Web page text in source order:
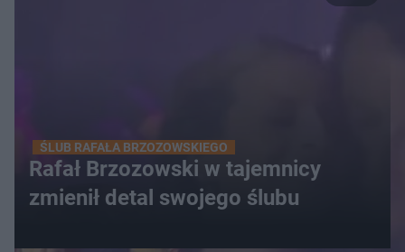
ŚLUB RAFAŁA BRZOZOWSKIEGO
Rafał Brzozowski w tajemnicy
zmienił detal swojego ślubu